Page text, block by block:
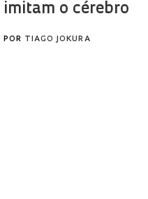
imitam o cérebro
POR TIAGO JOKURA